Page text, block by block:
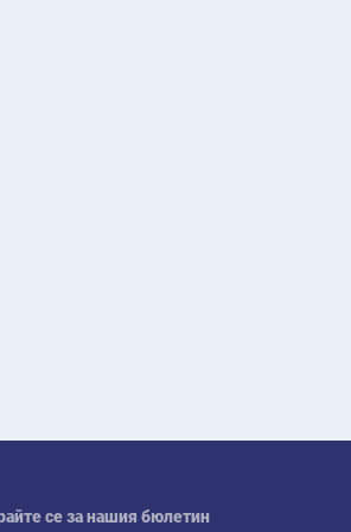
се за нашия бюлетин